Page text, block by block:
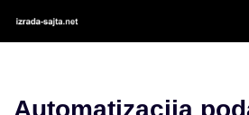
Automatizacija